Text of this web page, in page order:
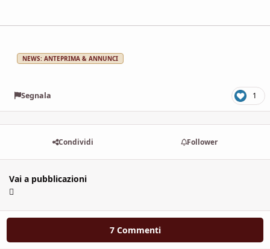
NEWS: ANTEPRIMA & ANNUNCI
Segnala 1
Condividi Follower
Vai a pubblicazioni
7 Commenti